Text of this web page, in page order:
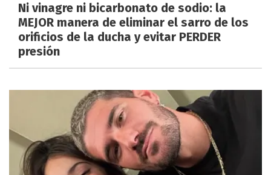
Ni vinagre ni bicarbonato de sodio: la
MEJOR manera de eliminar el sarro de los
orificios de la ducha y evitar PERDER
presión